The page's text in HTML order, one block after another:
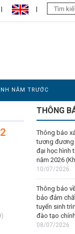
NĂM TRƯỚC
THÔNG
Thông báo
tương đương
đại học hình
năm 2026
10/07/2026
Thông báo
bảo đảm
tuyển sinh
đào tạo
08/07/2026